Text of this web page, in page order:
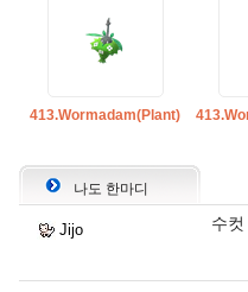
413.Wormadam(Plant)
나도 한마디
Jijo 수